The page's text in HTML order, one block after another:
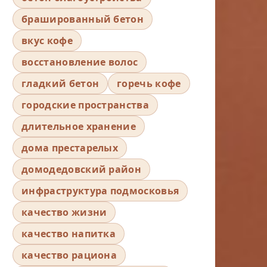
брашированный бетон
вкус кофе
восстановление волос
гладкий бетон
горечь кофе
городские пространства
длительное хранение
дома престарелых
домодедовский район
инфраструктура подмосковья
качество жизни
качество напитка
качество рациона